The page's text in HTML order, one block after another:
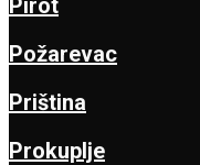
Pirot
Požarevac
Priština
Prokuplje